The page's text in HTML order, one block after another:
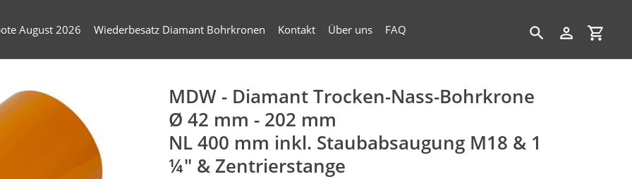
August 2026 Wiederbesatz Diamant Bohrkronen Kontakt Über uns FAQ
SuchenEinloggen
MDW - Diamant Trocken-Nass-Bohrkrone
Ø 42 mm - 202 mm
NL 400 mm inkl. Staubabsaugung M18 & 1
¼" & Zentrierstange